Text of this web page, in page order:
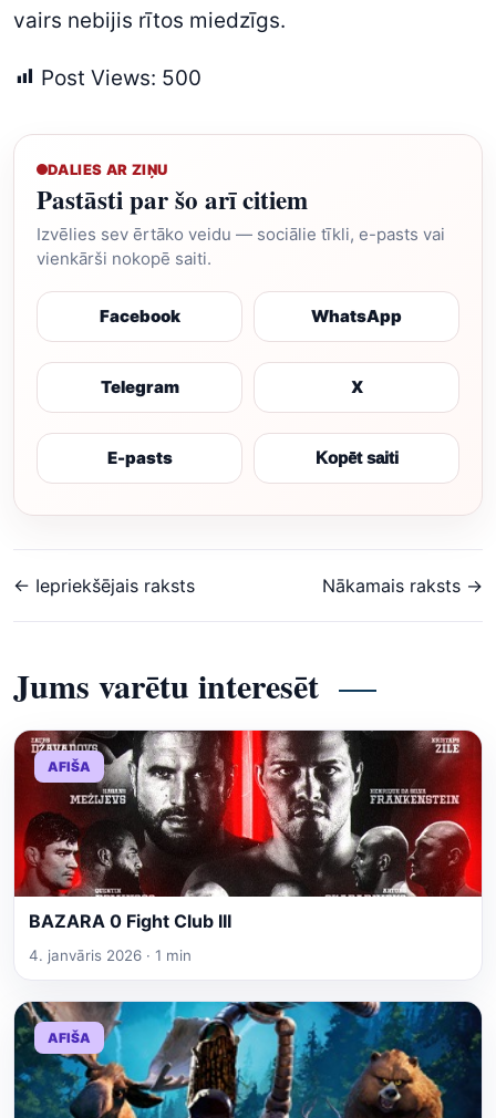
vairs nebijis rītos miedzīgs.
Post Views: 500
DALIES AR ZIŅU
Pastāsti par šo arī citiem
Izvēlies sev ērtāko veidu — sociālie tīkli, e-pasts vai
vienkārši nokopē saiti.
Facebook WhatsApp
Telegram X
E-pasts Kopēt saiti
← Iepriekšējais raksts Nākamais raksts →
Jums varētu interesēt
AFIŠA
BAZARA 0 Fight Club III
4. janvāris 2026 · 1 min
AFIŠA